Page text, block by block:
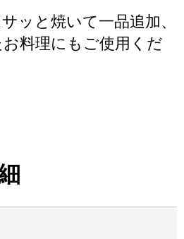
ッと焼いて一品追加、
料理にもご使用くだ